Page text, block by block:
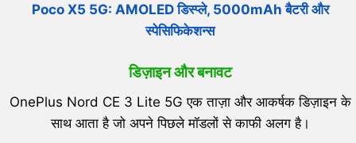
Poco X5 5G: AMOLED डिस्प्ले, 5000mAh बैटरी और
स्पेसिफिकेशन्स
डिज़ाइन और बनावट
OnePlus Nord CE 3 Lite 5G एक ताज़ा और आकर्षक डिज़ाइन के
साथ आता है जो अपने पिछले मॉडलों से काफी अलग है।